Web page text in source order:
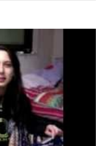
for me cause I’m
still, but moving.
high school um…
since I was I think
to do longboarding
skateboarding.